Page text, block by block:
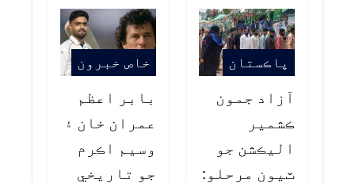
پاڪستان
آزاد جمون
ڪشمير
اليڪشن جو
ٽيون مرحلو:
خاص خبرون
بابر اعظم
عمران خان ۽
وسيم اڪرم
جو تاريخي